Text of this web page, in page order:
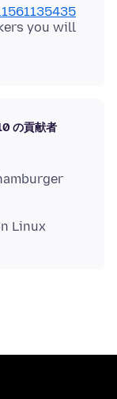
you will
の貢献者